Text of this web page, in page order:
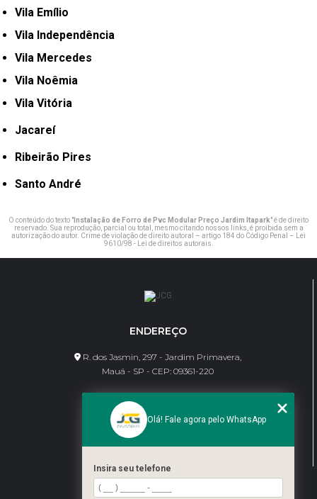
Vila Emílio
Vila Independência
Vila Mercedes
Vila Noêmia
Vila Vitória
Jacareí
Ribeirão Pires
Santo André
O conteúdo do texto " Instalação de Forro de Pvc Modular Preço Jardim Itapark" é de direito
reservado. Sua reprodução, parcial ou total, mesmo citando nossos links, é proibida sem a
autorização do autor. Crime de violação de direito autoral – artigo 184 do Código Penal – Lei
9610/98 - Lei de direitos autorais.
ENDEREÇO
R. dos Jasmin, 297 - Jardim Primavera,
Mauá - SP - CEP: 09361-220
CONTATO
(11) 95462-8630
bene@jcgdivisorias.com
Olá! Fale agora pelo WhatsApp
Insira seu telefone